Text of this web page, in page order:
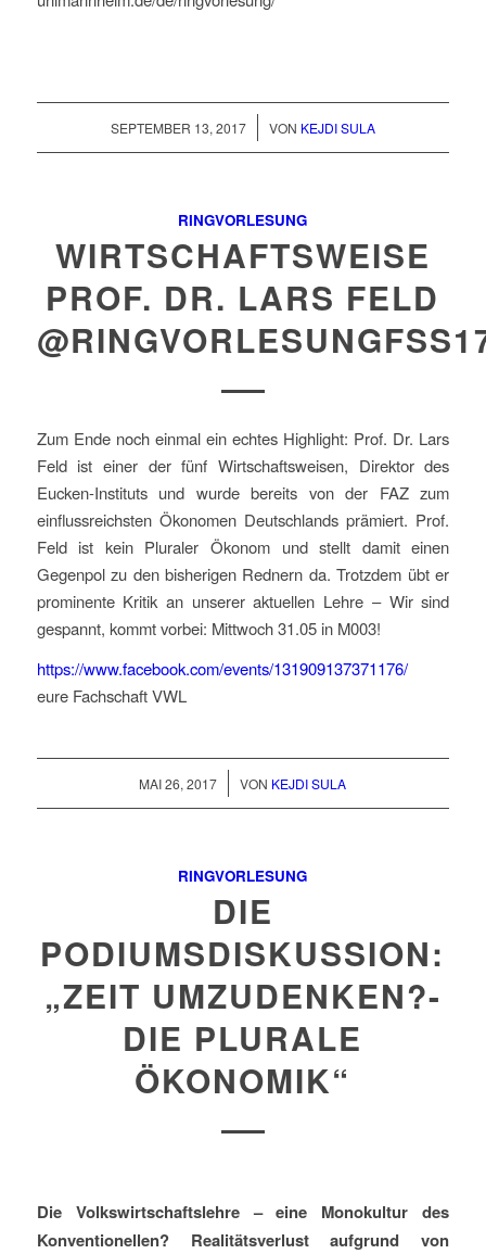
SEPTEMBER 13, 2017
/ VON KEJDI SULA
RINGVORLESUNG
WIRTSCHAFTSWEISE
PROF. DR. LARS FELD
Zum Ende noch einmal ein echtes Highlight: Prof. Dr. Lars
Feld ist einer der fünf Wirtschaftsweisen, Direktor des
Eucken-Instituts und wurde bereits von der FAZ zum
einflussreichsten Ökonomen Deutschlands prämiert. Prof.
Feld ist kein Pluraler Ökonom und stellt damit einen
Gegenpol zu den bisherigen Rednern da. Trotzdem übt er
prominente Kritik an unserer aktuellen Lehre – Wir sind
gespannt, kommt vorbei: Mittwoch 31.05 in M003!
https://www.facebook.com/events/131909137371176/
eure Fachschaft VWL
MAI 26, 2017
/ VON KEJDI SULA
RINGVORLESUNG
DIE
PODIUMSDISKUSSION:
„ZEIT UMZUDENKEN?-
DIE PLURALE
ÖKONOMIK“
Die Volkswirtschaftslehre – eine Monokultur des
Konventionellen? Realitätsverlust aufgrund von